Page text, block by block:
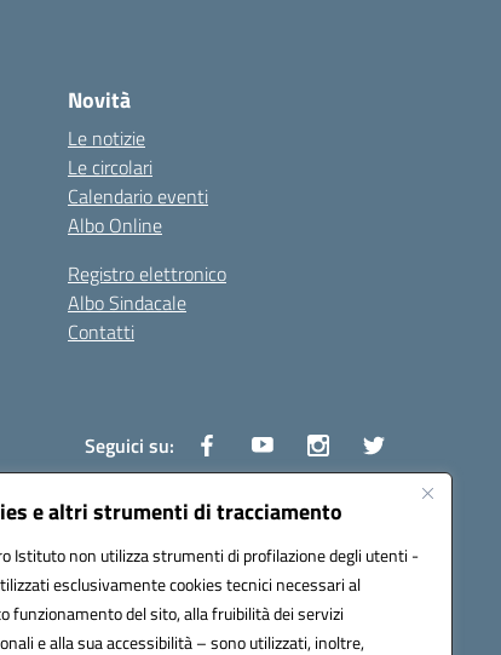
e altri strumenti di tracciamento
Istituto non utilizza strumenti di profilazione degli utenti -
esclusivamente cookies tecnici necessari al
funzionamento del sito, alla fruibilità dei servizi
e alla sua accessibilità – sono utilizzati, inoltre,
Novità
Le notizie
Le circolari
Calendario eventi
Albo Online
Registro elettronico
Albo Sindacale
Contatti
Seguici su: